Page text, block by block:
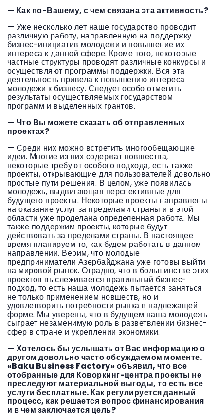
— Как по-Вашему, с чем связана эта активность?
— Уже несколько лет наше государство проводит
различную работу, направленную на поддержку
бизнес-инициатив молодежи и повышение их
интереса к данной сфере. Кроме того, некоторые
частные структуры проводят различные конкурсы и
осуществляют программы поддержки. Вся эта
деятельность привела к повышению интереса
молодежи к бизнесу. Следует особо отметить
результаты осуществляемых государством
программ и выделенных грантов.
— Что Вы можете сказать об отправленных
проектах?
— Среди них можно встретить многообещающие
идеи. Многие из них содержат новшества,
некоторые требуют особого подхода, есть также
проекты, открывающие для пользователей довольно
простые пути решения. В целом, уже появилась
молодежь, выдвигающая перспективные для
будущего проекты. Некоторые проекты направлены
на оказание услуг за пределами страны и в этой
области уже проделана определенная работа. Мы
также поддержим проекты, которые будут
действовать за пределами страны. В настоящее
время планируем то, как будем работать в данном
направлении. Верим, что молодые
предприниматели Азербайджана уже готовы выйти
на мировой рынок. Отрадно, что в большинстве этих
проектов выслеживается правильный бизнес-
подход, то есть наша молодежь пытается заняться
не только применением новшеств, но и
удовлетворить потребности рынка в надлежащей
форме. Мы уверены, что в будущем наша молодежь
сыграет незаменимую роль в разветвлении бизнес-
сфер в стране и укреплении экономики.
— Хотелось бы услышать от Вас информацию о
другом довольно часто обсуждаемом моменте.
«Baku Business Factory» объявил, что все
отобранные для Коворкинг-центра проекты не
преследуют материальной выгоды, то есть все
услуги бесплатные. Как регулируется данный
процесс, как решается вопрос финансирования
и в чем заключается цель?